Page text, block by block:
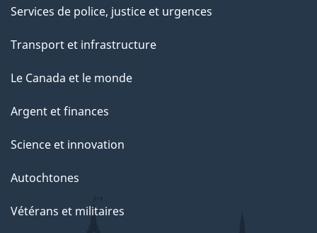
Services de police, justice et urgences
Transport et infrastructure
Le Canada et le monde
Argent et finances
Science et innovation
Autochtones
Vétérans et militaires